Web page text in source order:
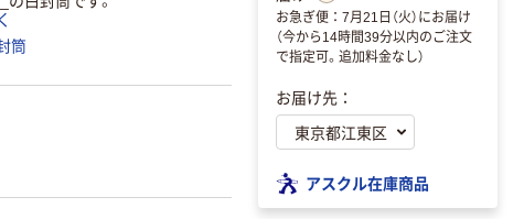
筒
お急ぎ便：7月21日（火）にお届け
（今から14時間39分以内のご注文
で指定可。追加料金なし）
お届け先：
アスクル在庫商品